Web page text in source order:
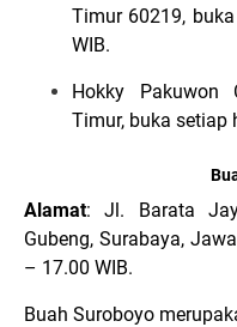
Timur 60219,
WIB.
Hokky Pakuwon
Timur, buka setiap
Alamat: Jl. Barata
Gubeng, Surabaya,
– 17.00 WIB.
Buah Suroboyo